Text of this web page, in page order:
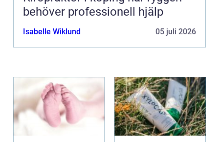
behöver professionell hjälp
Isabelle Wiklund 05 juli 2026